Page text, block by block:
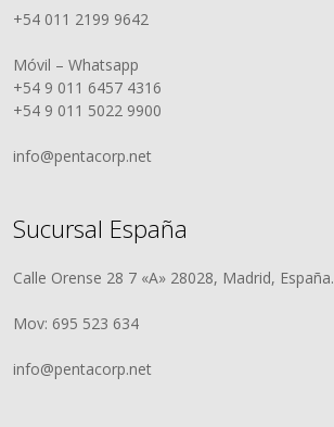
+54 011 2199 9642
Móvil – Whatsapp
+54 9 011 6457 4316
+54 9 011 5022 9900
info@pentacorp.net
Sucursal España
Calle Orense 28 7 «A» 28028, Madrid, España.
Mov: 695 523 634
info@pentacorp.net